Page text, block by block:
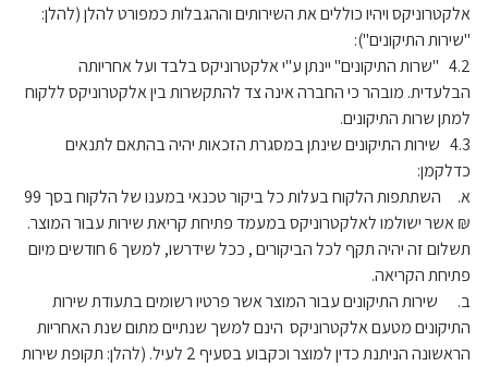
אלקטרוניקס ויהיו כוללים את השירותים וההגבלות כמפורט להלן (להלן:
"שירות התיקונים"):
4.2 "שרות התיקונים" יינתן ע"י אלקטרוניקס בלבד ועל אחריותה
הבלעדית. מובהר כי החברה אינה צד להתקשרות בין אלקטרוניקס ללקוח
למתן שרות התיקונים.
4.3 שירות התיקונים שינתן במסגרת הזכאות יהיה בהתאם לתנאים
כדלקמן:
א. השתתפות הלקוח בעלות כל ביקור טכנאי במענו של הלקוח בסך 99
₪ אשר ישולמו לאלקטרוניקס במעמד פתיחת קריאת שירות עבור המוצר.
תשלום זה יהיה תקף לכל הביקורים , ככל שידרשו, למשך 6 חודשים מיום
פתיחת הקריאה.
ב. שירות התיקונים עבור המוצר אשר פרטיו רשומים בתעודת שירות
התיקונים מטעם אלקטרוניקס הינם למשך שנתיים מתום שנת האחריות
הראשונה הניתנת כדין למוצר וכקבוע בסעיף 2 לעיל. (להלן: תקופת שירות